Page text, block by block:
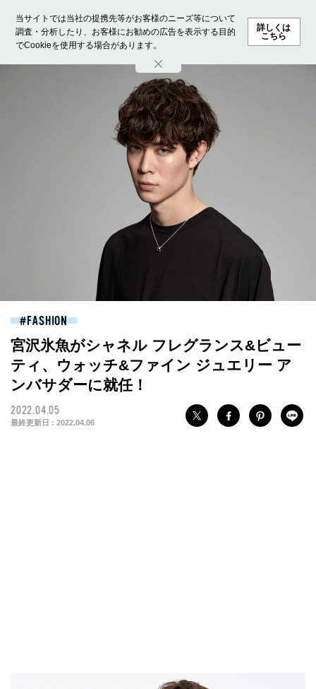
当サイトでは当社の提携先等がお客様のニーズ等について
調査・分析したり、お客様にお勧めの広告を表示する目的
でCookieを使用する場合があります。
詳しくは
こちら
ホーム モデル募集 ランキング ファッション ビューテ
FASHION
宮沢氷魚がシャネル フレグランス&ビュー
ティ、ウォッチ&ファイン ジュエリー ア
ンバサダーに就任！
2022.04.05
最終更新日 : 2022.04.06